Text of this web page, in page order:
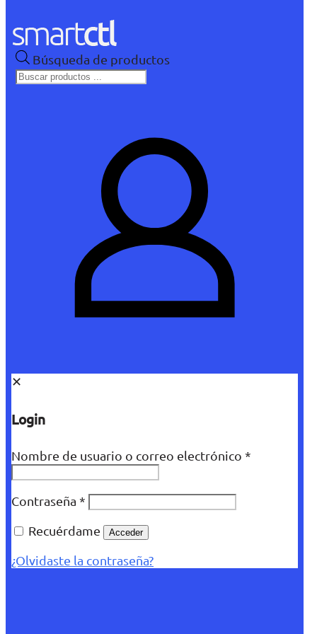
Búsqueda de productos
✕
Login
Nombre de usuario o correo electrónico *
Contraseña *
Recuérdame
Acceder
¿Olvidaste la contraseña?